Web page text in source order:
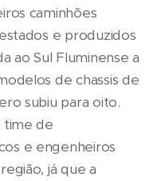
caminhões
e produzidos
ao Sul Fluminense a
de chassis de
subiu para oito.
time de
e engenheiros
já que a